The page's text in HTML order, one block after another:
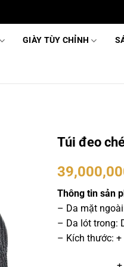
GIÀY TÙY CHỈNH
Túi đeo
Thông tin sản
– Da mặt
– Da lót trong:
– Kích thước: